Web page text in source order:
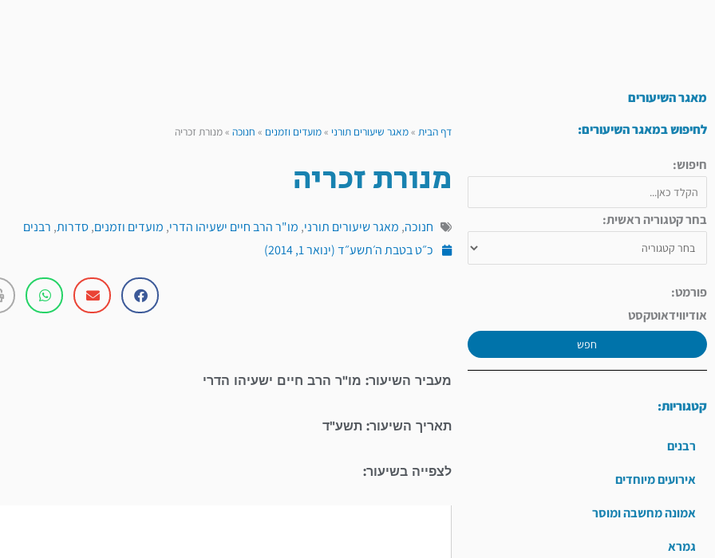
מאגר השיעורים
לחיפוש במאגר השיעורים:
חיפוש:
בחר קטגוריה ראשית:
פורמט:
אודיווידאוטקסט
חפש
קטגוריות:
רבנים
אירועים מיוחדים
אמונה מחשבה ומוסר
גמרא
דף הבית »מאגר שיעורים תורני »מועדים וזמנים » חנוכה »מנורת זכריה
מנורת זכריה
חנוכה, מאגר שיעורים תורני, מו"ר הרב חיים ישעיהו הדרי, מועדים וזמנים,סדרות, רבנים
כ״ט בטבת ה׳תשע״ד (ינואר 1, 2014)
מעביר השיעור: מו"ר הרב חיים ישעיהו הדרי
תאריך השיעור: תשע"ד
לצפייה בשיעור: